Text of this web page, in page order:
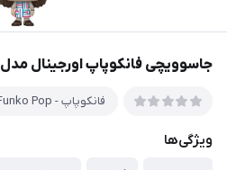
جاسوویچی فانکوپاپ اورجینال مدل Eleven
فانکوپاپ - Funko Pop
ویژگی‌ها